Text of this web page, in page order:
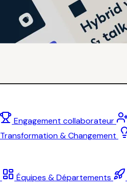
Engagement collaborateur
Transformation & Changement
Équipes & Départements